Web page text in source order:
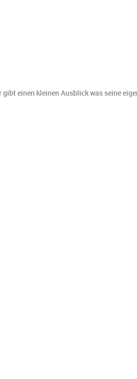
einen kleinen Ausblick was seine